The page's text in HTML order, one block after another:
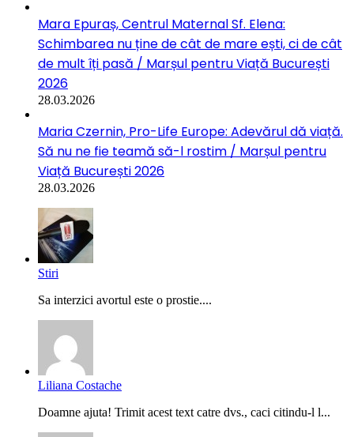
Mara Epuraș, Centrul Maternal Sf. Elena:
Schimbarea nu ține de cât de mare ești, ci de cât
de mult îți pasă / Marșul pentru Viață București
2026
28.03.2026
Maria Czernin, Pro-Life Europe: Adevărul dă viață.
Să nu ne fie teamă să-l rostim / Marșul pentru
Viață București 2026
28.03.2026
Stiri
Sa interzici avortul este o prostie....
Liliana Costache
Doamne ajuta! Trimit acest text catre dvs., caci citindu-l l...